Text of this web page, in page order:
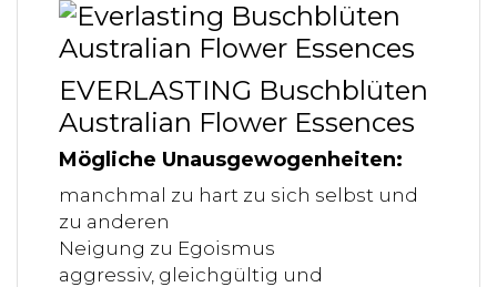
EVERLASTING Buschblüten
Australian Flower Essences
Mögliche Unausgewogenheiten:
manchmal zu hart zu sich selbst und
zu anderen
Neigung zu Egoismus
aggressiv, gleichgültig und